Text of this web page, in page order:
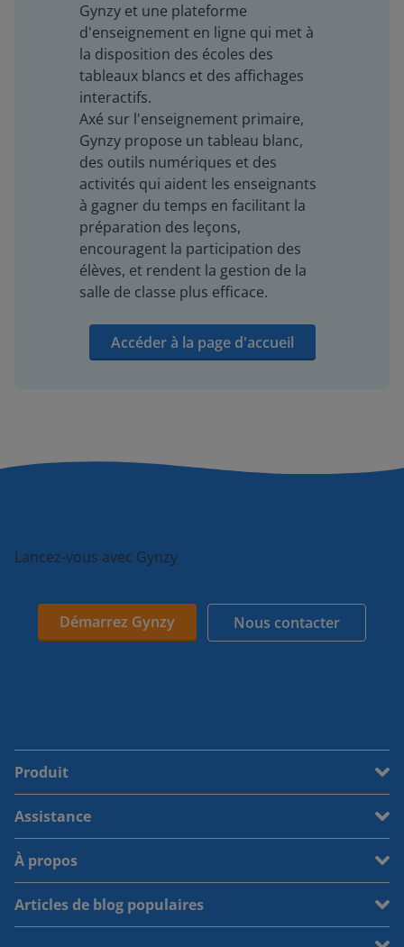
Gynzy et une plateforme
d'enseignement en ligne qui met à
la disposition des écoles des
tableaux blancs et des affichages
interactifs.
Axé sur l'enseignement primaire,
Gynzy propose un tableau blanc,
des outils numériques et des
activités qui aident les enseignants
à gagner du temps en facilitant la
préparation des leçons,
encouragent la participation des
élèves, et rendent la gestion de la
salle de classe plus efficace.
Accéder à la page d'accueil
Lancez-vous avec Gynzy
Démarrez Gynzy Nous contacter
Produit
Assistance
À propos
Articles de blog populaires